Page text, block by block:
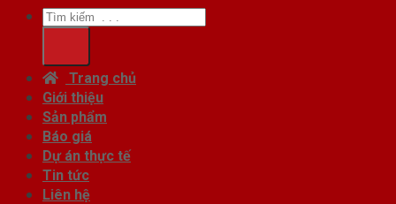
Tìm
kiếm:
Trang chủ
Giới thiệu
Sản phẩm
Báo giá
Dự án thực tế
Tin tức
Liên hệ